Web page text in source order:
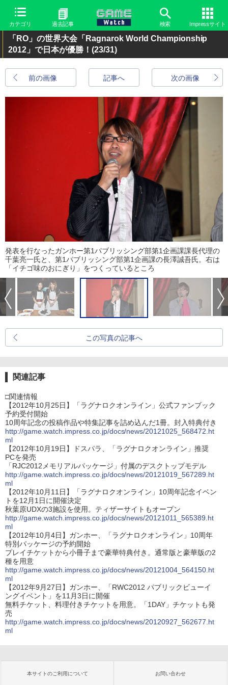
カテゴリ 過去記事 検索 Impressサイト
「RO」の世界大会「Ragnarok World Championship
2012」で日本が優勝！ (23/31)
前の画像 次の画像
記事へ
発表を行なったガンホー第1パブリッシング部第1企画課課長代理の
千葉亮一氏と、第1パブリッシング部第1企画課の長澤誠吾氏。右は
「イチゴ味のおにぎり」をつくっているところ
この写真の記事へ
関連記事
□関連情報
【2012年10月25日】「ラグナロクオンライン」公式ファンブック
予約受付開始
10周年記念の投稿作品や特集記事を詰め込んだ1冊。封入特典付き
http://game.watch.impress.co.jp/docs/news/20121025_568472.ht
ml
【2012年10月19日】ドスパラ、「ラグナロクオンライン」推奨
PCを発売
「RJC2012メモリアルパッケージ」付属のデスクトップモデル
http://game.watch.impress.co.jp/docs/news/20121019_567289.ht
ml
【2012年10月11日】「ラグナロクオンライン」10周年記念イベン
トを12月1日に開催決定
秋葉原UDXの3施設を使用。ティザーサイトもオープン
http://game.watch.impress.co.jp/docs/news/20121011_565389.ht
ml
【2012年10月4日】ガンホー、「ラグナロクオンライン」10周年
特別パッケージの予約開始
プレイチケットから小冊子まで豪華特典付き。通常版と豪華版の2
種を用意
http://game.watch.impress.co.jp/docs/news/20121004_564150.ht
ml
【2012年9月27日】ガンホー、「RWC2012 パブリックビューイ
ングイベント」を11月3日に開催
無料チケット、料理付きチケットを用意。「1DAY」チケットも発
売
http://game.watch.impress.co.jp/docs/news/20120927_562677.ht
ml
本サイトのご利用について お問い合わせ